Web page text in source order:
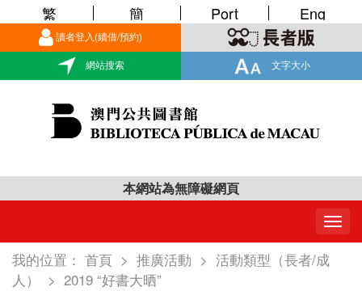
讀者登入(續借/預約)
網站搜索 文字大小
繁 簡 Port Eng
本網站為無障礙網頁
我的位置： 首頁 > 推廣活動 > 活動類型（長者/成
人）
> 2019 “好書大晒”